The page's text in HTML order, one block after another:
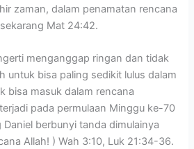
zaman, dalam penamatan rencana
Mat 24:42.
menganggap ringan dan tidak
untuk bisa paling sedikit lulus dalam
bisa masuk dalam rencana
pada permulaan Minggu ke-70
berbunyi tanda dimulainya
Allah! ) Wah 3:10, Luk 21:34-36.